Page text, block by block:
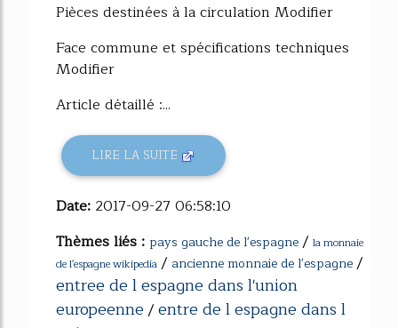
Pièces destinées à la circulation Modifier
Face commune et spécifications techniques
Modifier
Article détaillé :...
LIRE LA SUITE
Date: 2017-09-27 06:58:10
Thèmes liés : pays gauche de l'espagne/ la monnaie
de l'espagne wikipedia / ancienne monnaie de l'espagne/
entree de l espagne dans l'union
europeenne/entre de l espagne dans l